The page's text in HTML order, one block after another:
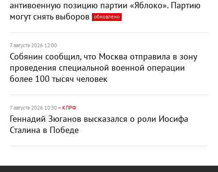
антивоенную позицию партии «Яблоко». Партию
могут снять выборов
обновлено
7 августа 2026 12:00
Собянин сообщил, что Москва отправила в зону
проведения специальной военной операции
более 100 тысяч человек
7 августа 2026 10:30 – КПРФ
Геннадий Зюганов высказался о роли Иосифа
Сталина в Победе